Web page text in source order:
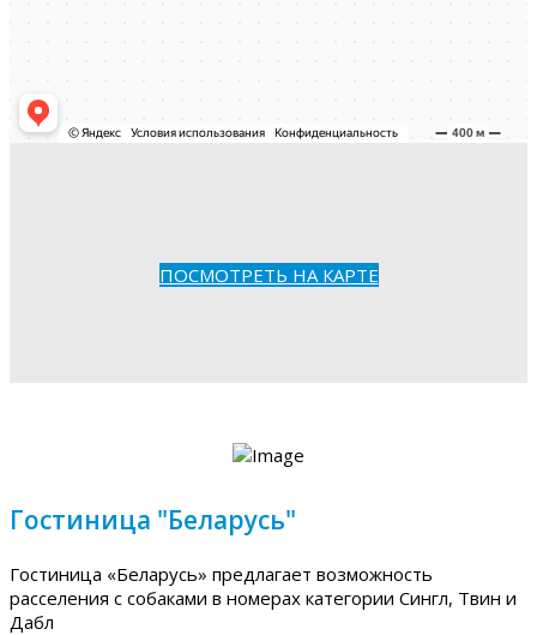
ПОСМОТРЕТЬ НА КАРТЕ
Гостиница "Беларусь"
Гостиница «Беларусь» предлагает возможность
расселения с собаками в номерах категории Сингл, Твин и
Дабл